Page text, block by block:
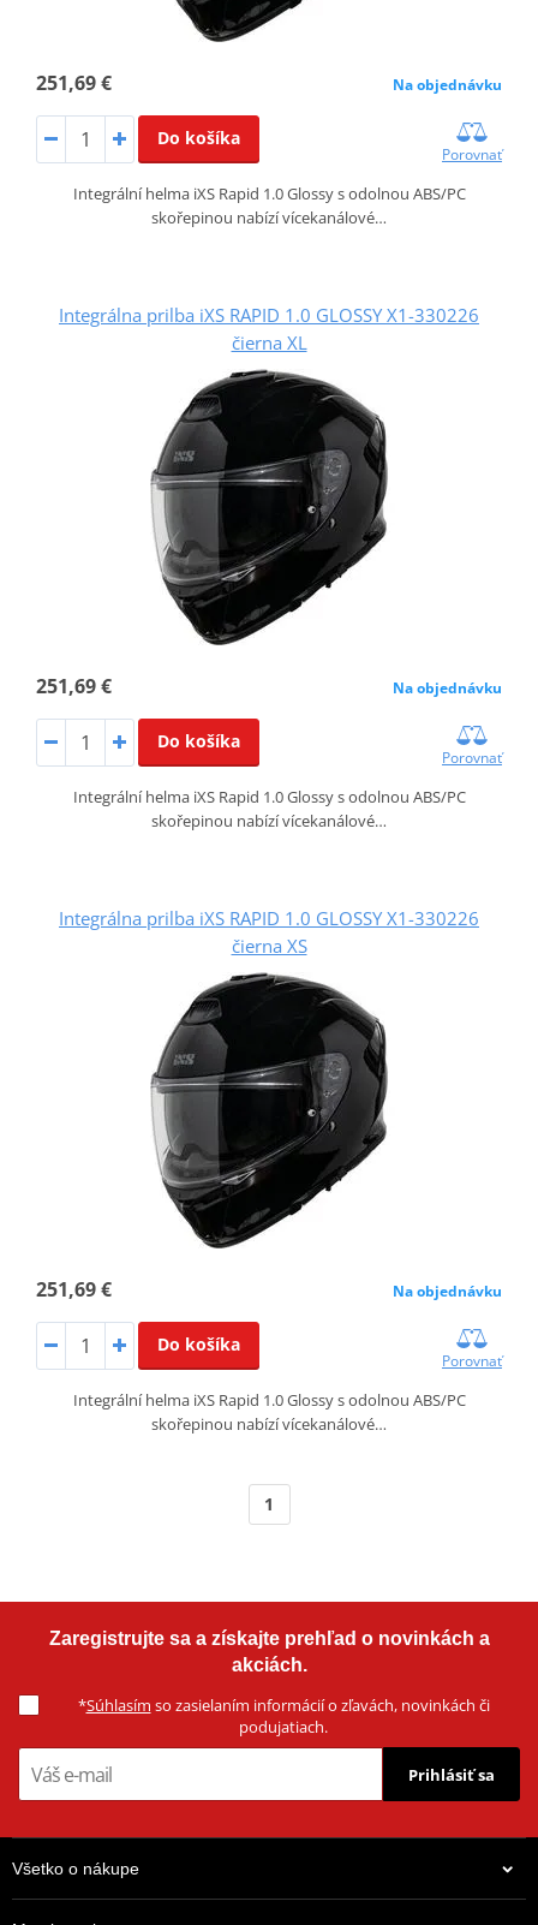
251,69 € Na objednávku
Do košíka
Porovnať
Integrální helma iXS Rapid 1.0 Glossy s odolnou ABS/PC
skořepinou nabízí vícekanálové…
Integrálna prilba iXS RAPID 1.0 GLOSSY X1-330226
čierna XL
251,69 € Na objednávku
Do košíka
Porovnať
Integrální helma iXS Rapid 1.0 Glossy s odolnou ABS/PC
skořepinou nabízí vícekanálové…
Integrálna prilba iXS RAPID 1.0 GLOSSY X1-330226
čierna XS
251,69 € Na objednávku
Do košíka
Porovnať
Integrální helma iXS Rapid 1.0 Glossy s odolnou ABS/PC
skořepinou nabízí vícekanálové…
1
Zaregistrujte sa a získajte prehľad o novinkách a
akciách.
*Súhlasím so zasielaním informácií o zľavách, novinkách či
podujatiach.
Prihlásiť sa
Všetko o nákupe